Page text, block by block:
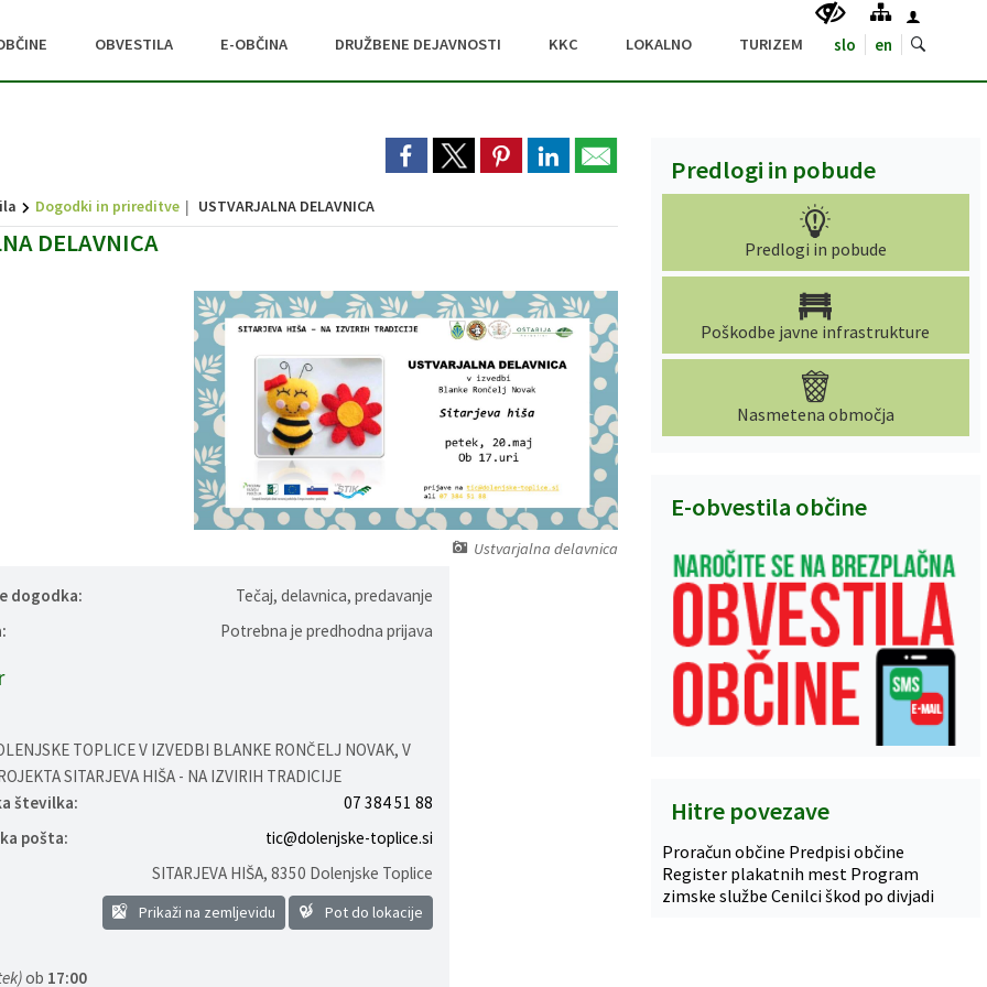
OBVESTILA E-OBČINA DRUŽBENE DEJAVNOSTI KKC LOKALNO TURIZEM slo en
Dogodki in prireditve USTVARJALNA DELAVNICA
DELAVNICA
Ustvarjalna delavnica
dogodka:
Tečaj, delavnica, predavanje
Potrebna je predhodna prijava
TOPLICE V IZVEDBI BLANKE RONČELJ NOVAK, V
SITARJEVA HIŠA - NA IZVIRIH TRADICIJE
številka:
07 384 51 88
pošta:
tic@dolenjske-toplice.si
SITARJEVA HIŠA, 8350 Dolenjske Toplice
Prikaži na zemljevidu Pot do lokacije
ob 17:00
Predlogi in pobude
Predlogi in pobude
Poškodbe javne infrastrukture
Nasmetena območja
E-obvestila občine
Hitre povezave
Proračun občine Predpisi občine
Register plakatnih mest Program
zimske službe Cenilci škod po divjadi